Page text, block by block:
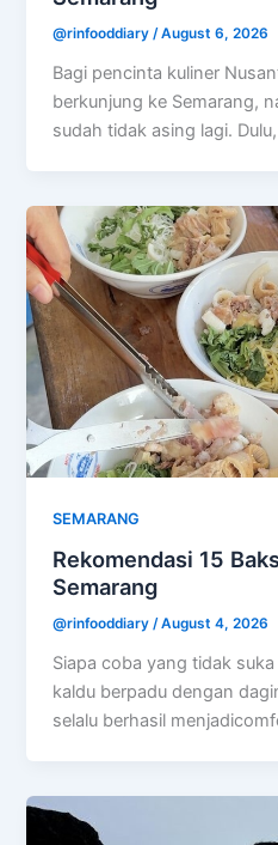
@rinfooddiary/August 6, 2026
Bagi pencinta kuliner
berkunjung ke Semarang,
sudah tidak asing lagi.
SEMARANG
Rekomendasi 15
Semarang
@rinfooddiary/August 4, 2026
Siapa coba yang tidak
kaldu berpadu dengan
selalu berhasil